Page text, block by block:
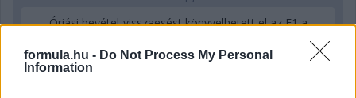
formula.hu - Do Not Process My Personal
Information
Óriási bevétel-visszaesést könyvelhetett el az F1 a